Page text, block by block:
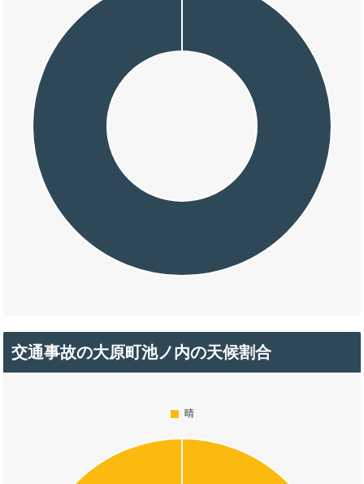
交通事故の大原町池ノ内の天候割合